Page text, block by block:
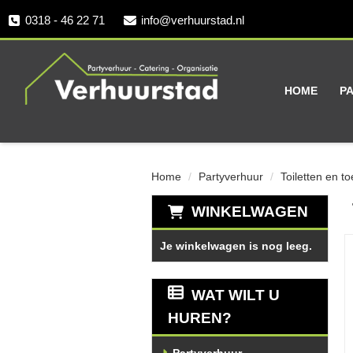
0318 - 46 22 71 info@verhuurstad.nl
HOME
Home Partyverhuur Toiletten en
WINKELWAGEN
Je winkelwagen is nog leeg.
WAT WILT U
HUREN?